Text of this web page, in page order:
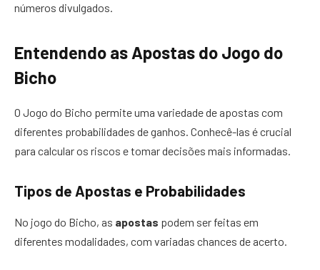
números divulgados.
Entendendo as Apostas do Jogo do
Bicho
O Jogo do Bicho permite uma variedade de apostas com
diferentes probabilidades de ganhos. Conhecê-las é crucial
para calcular os riscos e tomar decisões mais informadas.
Tipos de Apostas e Probabilidades
No jogo do Bicho, as apostas podem ser feitas em
diferentes modalidades, com variadas chances de acerto.